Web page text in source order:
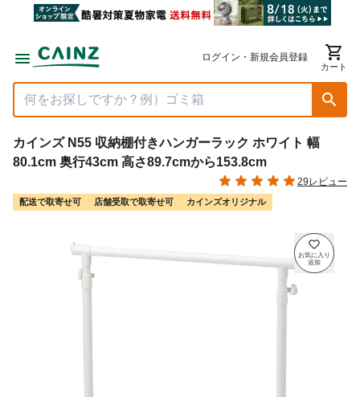
ログイン・新規会員登録
カート
カインズ N55 収納棚付きハンガーラック ホワイト 幅
80.1cm 奥行43cm 高さ89.7cmから153.8cm
29レビュー
配送で取寄せ可 店舗受取で取寄せ可 カインズオリジナル